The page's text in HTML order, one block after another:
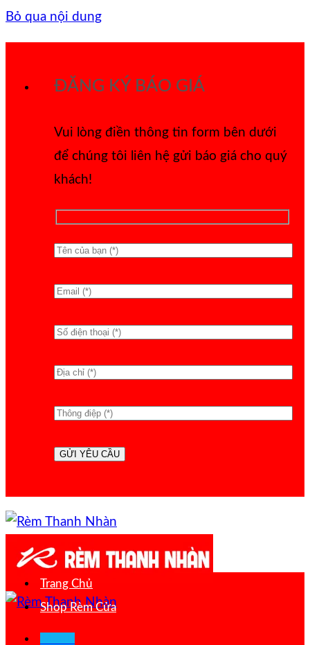
Bỏ qua nội dung
ĐĂNG KÝ BÁO GIÁ
Vui lòng điền thông tin form bên dưới
để chúng tôi liên hệ gửi báo giá cho quý
khách!
Trang Chủ
Shop Rèm Cửa